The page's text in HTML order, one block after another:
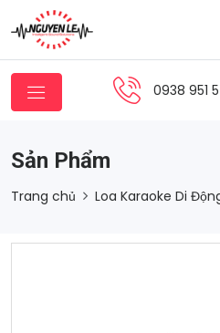
0938 951
Sản Phẩm
Trang chủ Loa Karaoke Di